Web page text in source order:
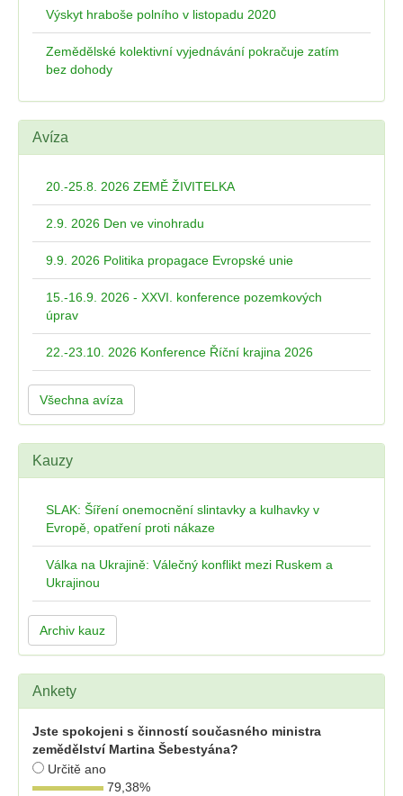
Výskyt hraboše polního v listopadu 2020
Zemědělské kolektivní vyjednávání pokračuje zatím
bez dohody
Avíza
20.-25.8. 2026 ZEMĚ ŽIVITELKA
2.9. 2026 Den ve vinohradu
9.9. 2026 Politika propagace Evropské unie
15.-16.9. 2026 - XXVI. konference pozemkových
úprav
22.-23.10. 2026 Konference Říční krajina 2026
Všechna avíza
Kauzy
SLAK: Šíření onemocnění slintavky a kulhavky v
Evropě, opatření proti nákaze
Válka na Ukrajině: Válečný konflikt mezi Ruskem a
Ukrajinou
Archiv kauz
Ankety
Jste spokojeni s činností současného ministra
zemědělství Martina Šebestyána?
Určitě ano
79,38%